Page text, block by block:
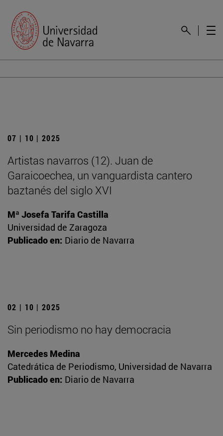
07 | 10 | 2025
Artistas navarros (12). Juan de
Garaicoechea, un vanguardista cantero
baztanés del siglo XVI
Mª Josefa Tarifa Castilla
Universidad de Zaragoza
Publicado en: Diario de Navarra
02 | 10 | 2025
Sin periodismo no hay democracia
Mercedes Medina
Catedrática de Periodismo, Universidad de Navarra
Publicado en: Diario de Navarra